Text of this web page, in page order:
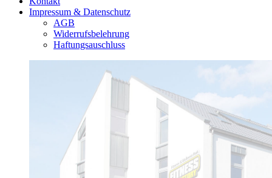
Impressum & Datenschutz
AGB
Widerrufsbelehrung
Haftungsauschluss